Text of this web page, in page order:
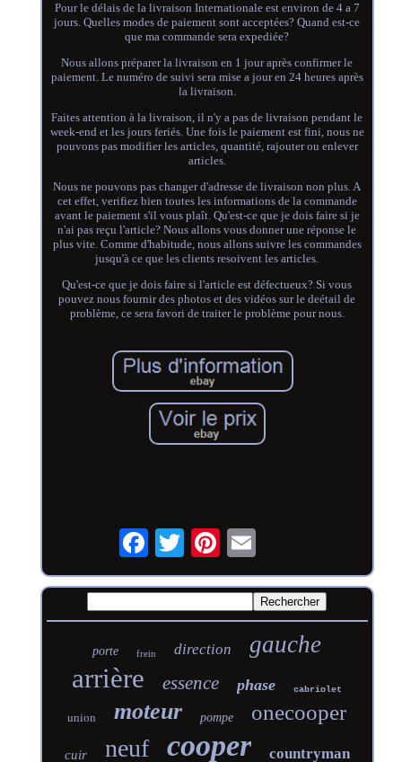
Pour le délais de la livraison Internationale est environ de 4 a 7
jours. Quelles modes de paiement sont acceptées? Quand est-ce
que ma commande sera expediée?
Nous allons préparer la livraison en 1 jour après confirmer le
paiement. Le numéro de suivi sera mise a jour en 24 heures après
la livraison.
Faites attention à la livraison, il n'y a pas de livraison pendant le
week-end et les jours feriés. Une fois le paiement est fini, nous ne
pouvons pas modifier les articles, quantité, rajouter ou enlever
articles.
Nous ne pouvons pas changer d'adresse de livraison non plus. A
cet effet, verifiez bien toutes les informations de la commande
avant le paiement s'il vous plaît. Qu'est-ce que je dois faire si je
n'ai pas reçu l'article? Nous allons vous donner une réponse le
plus vite. Comme d'habitude, nous allons suivre les commandes
jusqu'à ce que les clients resoivent les articles.
Qu'est-ce que je dois faire si l'article est défectueux? Si vous
pouvez nous fournir des photos et des vidéos sur le deétail de
problème, ce sera favori de traiter le problème pour nous.
porte frein direction gauche
arrière essence phase cabriolet
union moteur pompe onecooper
cuir neuf cooper countryman